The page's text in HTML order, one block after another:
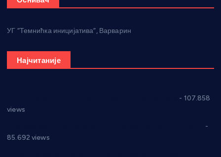
УГ “Темнићка иницијатива”, Варварин
Најчитаније
- 107.858
views
-
85.692 views